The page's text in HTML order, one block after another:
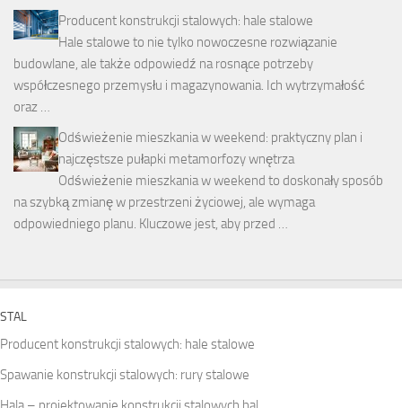
Producent konstrukcji stalowych: hale stalowe
Hale stalowe to nie tylko nowoczesne rozwiązanie
budowlane, ale także odpowiedź na rosnące potrzeby
współczesnego przemysłu i magazynowania. Ich wytrzymałość
oraz …
Odświeżenie mieszkania w weekend: praktyczny plan i
najczęstsze pułapki metamorfozy wnętrza
Odświeżenie mieszkania w weekend to doskonały sposób
na szybką zmianę w przestrzeni życiowej, ale wymaga
odpowiedniego planu. Kluczowe jest, aby przed …
STAL
Producent konstrukcji stalowych: hale stalowe
Spawanie konstrukcji stalowych: rury stalowe